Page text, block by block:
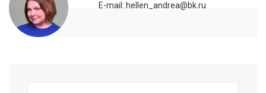
E-mail: hellen_andrea@bk.ru